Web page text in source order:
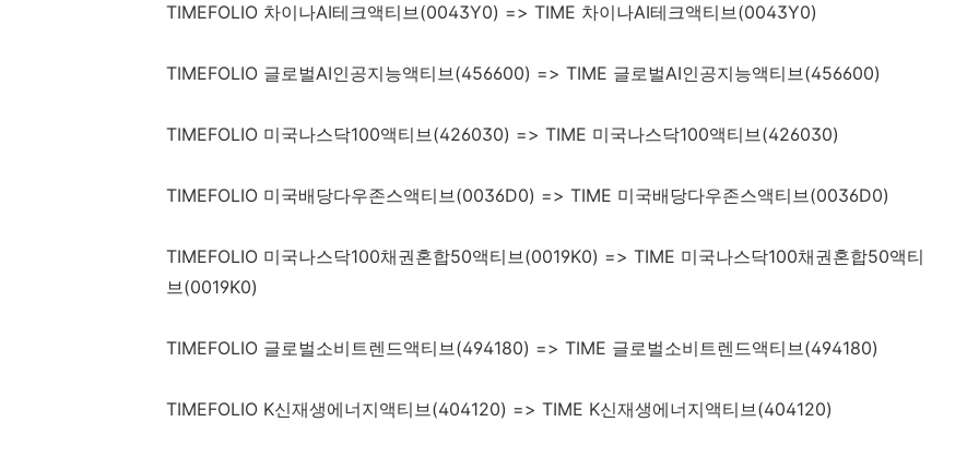
TIMEFOLIO 차이나AI테크액티브(0043Y0) => TIME 차이나AI테크액티브(0043Y0)
TIMEFOLIO 글로벌AI인공지능액티브(456600) => TIME 글로벌AI인공지능액티브(456600)
TIMEFOLIO 미국나스닥100액티브(426030) => TIME 미국나스닥100액티브(426030)
TIMEFOLIO 미국배당다우존스액티브(0036D0) => TIME 미국배당다우존스액티브(0036D0)
TIMEFOLIO 미국나스닥100채권혼합50액티브(0019K0) => TIME 미국나스닥100채권혼합50액티
브(0019K0)
TIMEFOLIO 글로벌소비트렌드액티브(494180) => TIME 글로벌소비트렌드액티브(494180)
TIMEFOLIO K신재생에너지액티브(404120) => TIME K신재생에너지액티브(404120)